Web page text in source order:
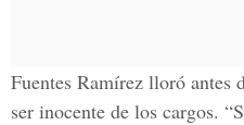
Fuentes Ramírez lloró antes
ser inocente de los cargos.